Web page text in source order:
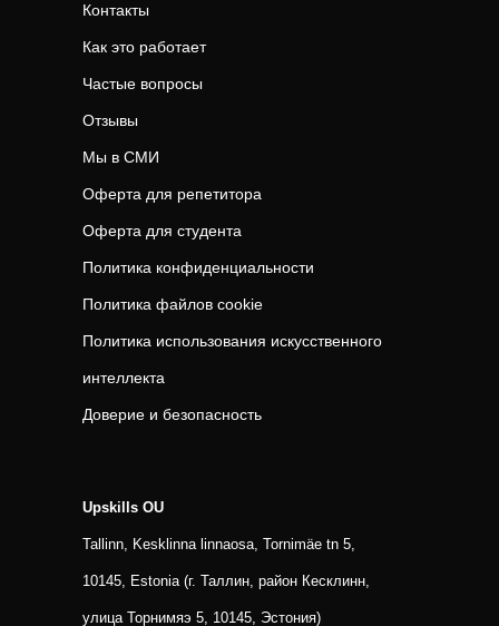
Контакты
Как это работает
Частые вопросы
Отзывы
Мы в СМИ
Оферта для репетитора
Оферта для студента
Политика конфиденциальности
Политика файлов cookie
Политика использования искусственного
интеллекта
Доверие и безопасность
Upskills OU
Tallinn, Kesklinna linnaosa, Tornimäe tn 5,
10145, Estonia (г. Таллин, район Кесклинн,
улица Торнимяэ 5, 10145, Эстония)